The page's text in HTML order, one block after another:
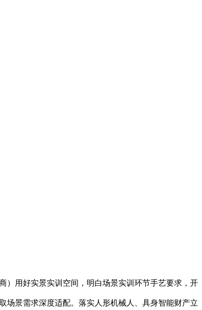
用好实景实训空间，明白场景实训环节手艺要求，开
场景需求深度适配。落实人形机械人、具身智能财产立